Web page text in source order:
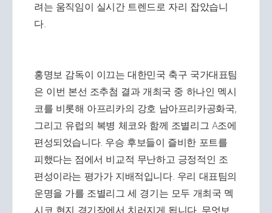
려는 움직임이 실시간 트렌드로 자리 잡았습니
다.
홍명보 감독이 이끄는 대한민국 축구 국가대표팀
은 이번 본선 조추첨 결과 개최국 중 하나인 멕시
코를 비롯해 아프리카의 강호 남아프리카공화국,
그리고 유럽의 복병 체코와 함께 조별리그 A조에
편성되었습니다. 우승 후보들이 즐비한 포트를
피했다는 점에서 비교적 무난하고 긍정적인 조
편성이라는 평가가 지배적입니다. 우리 대표팀의
운명을 가를 조별리그 세 경기는 모두 개최국 멕
시코 현지 경기장에서 치러지게 됩니다. 무엇보